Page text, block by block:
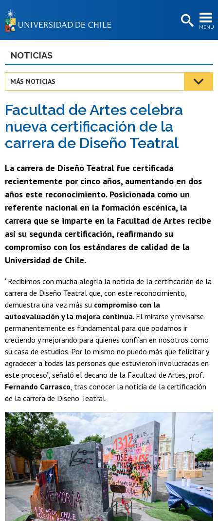
MENÚ
BIBLIOTECAS
Estudiantes
Académicas/os
Funcionarias/os
Egresadas/os
NOTICIAS
MÁS NOTICIAS
Facultad de Artes celebra
nueva certificación de la
carrera de Diseño Teatral
La carrera de Diseño Teatral fue certificada
recientemente por cinco años, aumentando en dos
años este reconocimiento. Posicionada como un
referente nacional en la formación escénica, la
carrera que se imparte en la Facultad de Artes recibe
así su segunda certificación, reafirmando su
compromiso con los estándares de calidad de la
Universidad de Chile.
“Recibimos con mucha alegría la noticia de la certificación de la
carrera de Diseño Teatral que, con este reconocimiento,
demuestra una vez más su compromiso con la
autoevaluación y la mejora continua. El mirarse y revisarse
permanentemente es fundamental para que podamos ir
creciendo y mejorando para quienes confían en nosotros como
su casa de estudios. Por lo mismo no puedo más que felicitar y
agradecer a todas las personas que estuvieron involucradas en
este proceso”, señaló el decano de la Facultad de Artes, prof.
Fernando Carrasco, tras conocer la noticia de la certificación
de la carrera de Diseño Teatral.